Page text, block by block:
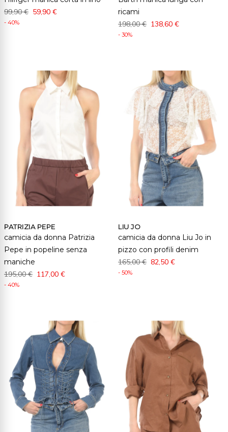
99,90 € 59,90 €
- 40%
ricami
198,00 € 138,60 €
- 30%
PATRIZIA PEPE
camicia da donna Patrizia
Pepe in popeline senza
maniche
195,00 € 117,00 €
- 40%
LIU JO
camicia da donna Liu Jo in
pizzo con profili denim
165,00 € 82,50 €
- 50%